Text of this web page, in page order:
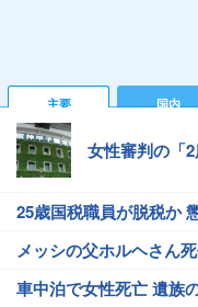
主要 国内
女性審判の「
25歳国税職員が脱税か
メッシの父ホルヘさん
車中泊で女性死亡 遺族